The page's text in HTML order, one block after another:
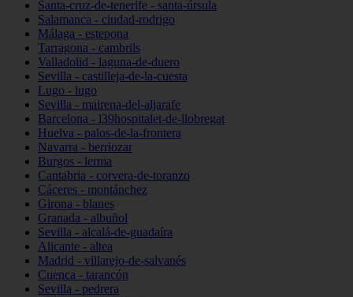
Santa-cruz-de-tenerife - santa-úrsula
Salamanca - ciudad-rodrigo
Málaga - estepona
Tarragona - cambrils
Valladolid - laguna-de-duero
Sevilla - castilleja-de-la-cuesta
Lugo - lugo
Sevilla - mairena-del-aljarafe
Barcelona - l39hospitalet-de-llobregat
Huelva - palos-de-la-frontera
Navarra - berriozar
Burgos - lerma
Cantabria - corvera-de-toranzo
Cáceres - montánchez
Girona - blanes
Granada - albuñol
Sevilla - alcalá-de-guadaíra
Alicante - altea
Madrid - villarejo-de-salvanés
Cuenca - tarancón
Sevilla - pedrera